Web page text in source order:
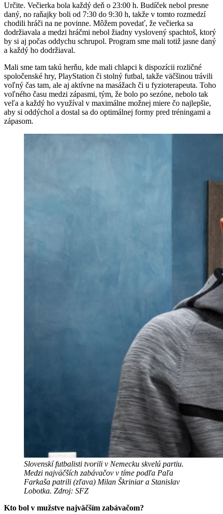
Určite. Večierka bola každý deň o 23:00 h. Budíček nebol presne
daný, no raňajky boli od 7:30 do 9:30 h, takže v tomto rozmedzí
chodili hráči na ne povinne. Môžem povedať, že večierka sa
dodržiavala a medzi hráčmi nebol žiadny vyslovený spachtoš, ktorý
by si aj počas oddychu schrupol. Program sme mali totiž jasne daný
a každý ho dodržiaval.
Mali sme tam takú herňu, kde mali chlapci k dispozícii rozličné
spoločenské hry, PlayStation či stolný futbal, takže väčšinou trávili
voľný čas tam, ale aj aktívne na masážach či u fyzioterapeuta. Toho
voľného času medzi zápasmi, tým, že bolo po sezóne, nebolo tak
veľa a každý ho využíval v maximálne možnej miere čo najlepšie,
aby si oddýchol a dostal sa do optimálnej formy pred tréningami a
zápasom.
Slovenskí futbalisti tvorili v Nemecku skvelú partiu.
Medzi najväčších zabávačov v tíme podľa Paľa
Farkaša patrili (zľava) Milan Škriniar a Stanislav
Lobotka. Zdroj: SFZ
Kto bol v mužstve najväčším zabávačom?